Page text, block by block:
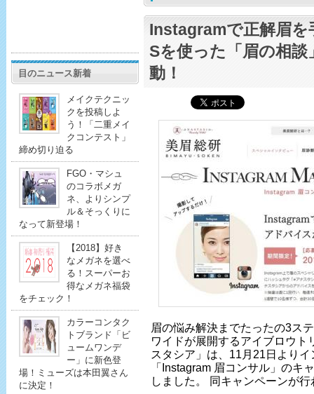
目のニュース新着
メイクテクニッ
クを投稿しよ
う！「二重メイ
クコンテスト」
締め切り迫る
FGO・マシュ
のコラボメガ
ネ、よりシンプ
ル＆そっくりに
なって新登場！
【2018】好き
なメガネを選べ
る！スーパーお
得なメガネ福袋
をチェック！
カラーコンタク
トブランド「ビ
ュームワンデ
ー」に新色登
場！ミューズは本田翼さん
に決定！
Instagramで正解眉を
Sを使った「眉の相
動！
眉の悩み解決までたったの3ス
ワイドが展開するアイブロウト
スタシア」は、11月21日より
「Instagram 眉コンサル」のキ
しました。 同キャンペーンが